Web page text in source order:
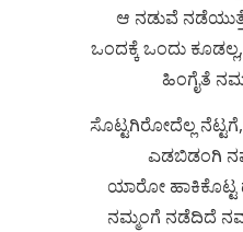
ಆ ನಡುವೆ ನಡೆಯುತ್ತೆ
ಒಂದಕ್ಕೆ ಒಂದು
ಹಿಂಗೈತೆ
ಸೊಟ್ಟಗಿರೋದೆಲ್ಲ
ಎಡಬಿಡಂಗಿ
ಯಾರೋ ಹಾಕಿಕೊಟ್ಟ
ನಮ್ಮಂಗೆ ನಡೆದಿದೆ